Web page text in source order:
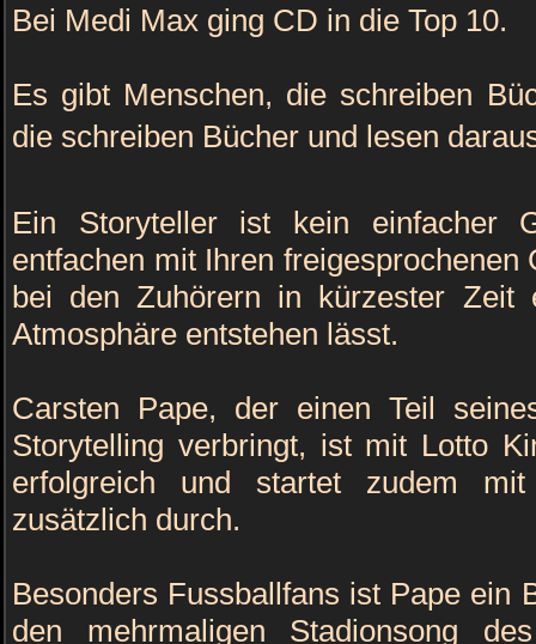
Bei Medi Max ging CD in die Top 10.
Es gibt Menschen, die schreiben
die schreiben Bücher und lesen
Ein Storyteller ist kein einfacher
entfachen mit Ihren
bei den Zuhörern in kürzester Zeit
Atmosphäre entstehen lässt.
Carsten Pape, der einen Teil
Storytelling verbringt, ist mit Lotto
erfolgreich und startet zudem
zusätzlich durch.
Besonders Fussballfans ist Pape ein
den mehrmaligen Stadionsong